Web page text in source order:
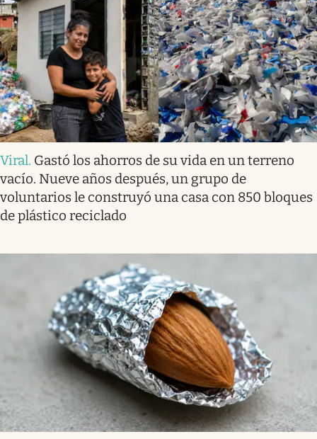
Viral. Gastó los ahorros de su vida en un terreno
vacío. Nueve años después, un grupo de
voluntarios le construyó una casa con 850 bloques
de plástico reciclado